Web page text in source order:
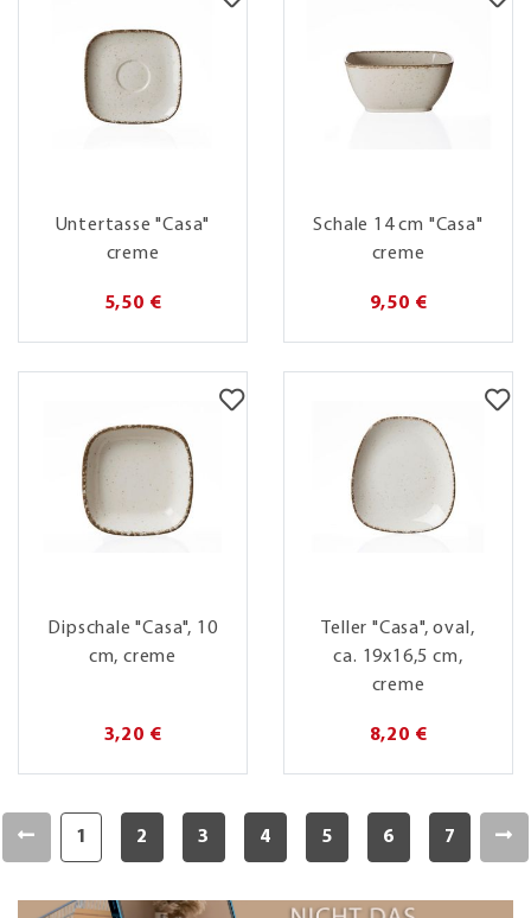
Untertasse "Casa"
creme
5,50 €
Schale 14 cm "Casa"
creme
9,50 €
Dipschale "Casa", 10
cm, creme
3,20 €
Teller "Casa", oval,
ca. 19x16,5 cm,
creme
8,20 €
1 2 3 4 5 6 7